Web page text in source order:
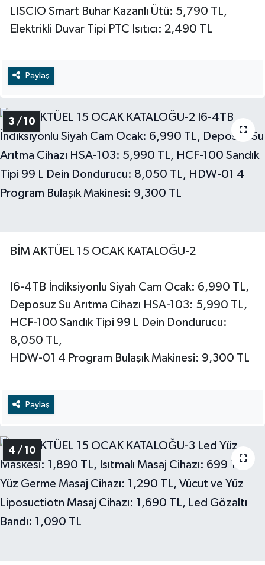
LISCIO Smart Buhar Kazanlı Ütü: 5,790 TL,
Elektrikli Duvar Tipi PTC Isıtıcı: 2,490 TL
Paylaş
3 / 10
BİM AKTÜEL 15 OCAK KATALOĞU-2
I6-4TB İndiksiyonlu Siyah Cam Ocak: 6,990 TL,
Deposuz Su Arıtma Cihazı HSA-103: 5,990 TL,
HCF-100 Sandık Tipi 99 L Dein Dondurucu:
8,050 TL,
HDW-01 4 Program Bulaşık Makinesi: 9,300 TL
Paylaş
4 / 10